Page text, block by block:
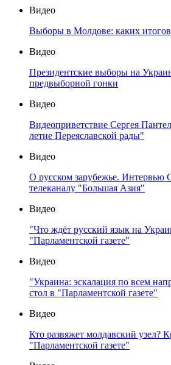
Видео
Выборы в Молдове: каких
Видео
Президентские выборы на
предвыборной гонки
Видео
Видеоприветствие Сергея
летие Переяславской рады"
Видео
О русском зарубежье. Интервью
телеканалу "Большая Азия"
Видео
"Что ждёт русский язык на
"Парламентской газете"
Видео
"Украина: эскалация по всем
стол в "Парламентской газете"
Видео
Кто развяжет молдавский узел?
"Парламентской газете"